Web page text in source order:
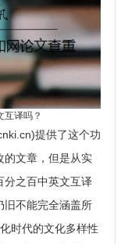
硕士论文
博士论文
互译吗？
提供了这个功
的文章，但是从实
分之百中英文互译
旧不能完全涵盖所
时代的文化多样性